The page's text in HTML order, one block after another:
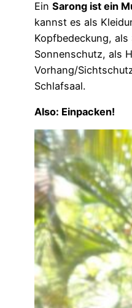
Ein Sarong ist ein
kannst es als
Kopfbedeckung, als
Sonnenschutz, als
Vorhang/
Schlafsaal.
Also: Einpacken!